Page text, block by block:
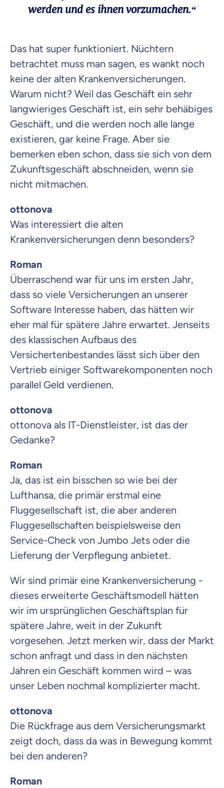
werden und es ihnen vorzumachen.“
Das hat super funktioniert. Nüchtern
betrachtet muss man sagen, es wankt noch
keine der alten Krankenversicherungen.
Warum nicht? Weil das Geschäft ein sehr
langwieriges Geschäft ist, ein sehr behäbiges
Geschäft, und die werden noch alle lange
existieren, gar keine Frage. Aber sie
bemerken eben schon, dass sie sich von dem
Zukunftsgeschäft abschneiden, wenn sie
nicht mitmachen.
ottonova
Was interessiert die alten
Krankenversicherungen denn besonders?
Roman
Überraschend war für uns im ersten Jahr,
dass so viele Versicherungen an unserer
Software Interesse haben, das hätten wir
eher mal für spätere Jahre erwartet. Jenseits
des klassischen Aufbaus des
Versichertenbestandes lässt sich über den
Vertrieb einiger Softwarekomponenten noch
parallel Geld verdienen.
ottonova
ottonova als IT-Dienstleister, ist das der
Gedanke?
Roman
Ja, das ist ein bisschen so wie bei der
Lufthansa, die primär erstmal eine
Fluggesellschaft ist, die aber anderen
Fluggesellschaften beispielsweise den
Service-Check von Jumbo Jets oder die
Lieferung der Verpflegung anbietet.
Wir sind primär eine Krankenversicherung -
dieses erweiterte Geschäftsmodell hätten
wir im ursprünglichen Geschäftsplan für
spätere Jahre, weit in der Zukunft
vorgesehen. Jetzt merken wir, dass der Markt
schon anfragt und dass in den nächsten
Jahren ein Geschäft kommen wird – was
unser Leben nochmal komplizierter macht.
ottonova
Die Rückfrage aus dem Versicherungsmarkt
zeigt doch, dass da was in Bewegung kommt
bei den anderen?
Roman